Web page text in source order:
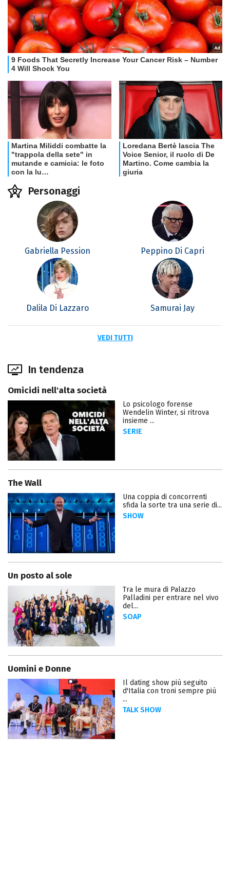
Personaggi
Gabriella Pession Peppino Di Capri
Dalila Di Lazzaro Samurai Jay
VEDI TUTTI
In tendenza
Omicidi nell'alta società
Lo psicologo forense
Wendelin Winter, si ritrova
insieme ...
SERIE
The Wall
Una coppia di concorrenti
sfida la sorte tra una serie di...
SHOW
Un posto al sole
Tra le mura di Palazzo
Palladini per entrare nel vivo
del...
SOAP
Uomini e Donne
Il dating show più seguito
d'Italia con troni sempre più
...
TALK SHOW